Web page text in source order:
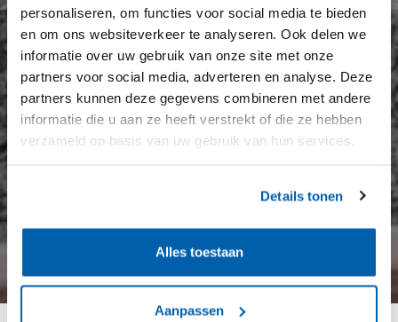
personaliseren, om functies voor social media te bieden
en om ons websiteverkeer te analyseren. Ook delen we
informatie over uw gebruik van onze site met onze
partners voor social media, adverteren en analyse. Deze
partners kunnen deze gegevens combineren met andere
informatie die u aan ze heeft verstrekt of die ze hebben
verzameld op basis van uw gebruik van hun services.
Details tonen
Alles toestaan
Aanpassen